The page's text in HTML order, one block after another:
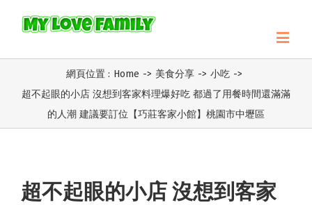
網頁位置 : Home -> 美食分享 -> 小吃 ->
超不起眼的小店 沒想到客家料理爆好吃 都過了用餐時間還滿滿
的人潮 建議要訂位【巧莊客家小館】桃園市中壢區
超不起眼的小店 沒想到客家